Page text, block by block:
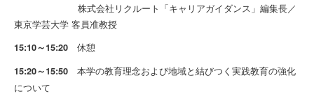
株式会社リクルート「キャリアガイダンス」編集長／
東京学芸大学 客員准教授
15:10～15:20 休憩
15:20～15:50 本学の教育理念および地域と結びつく実践教育の強化
について